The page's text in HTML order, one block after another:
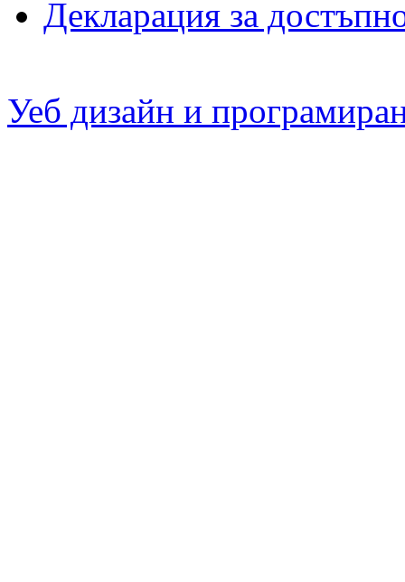
Декларация за
Уеб дизайн и